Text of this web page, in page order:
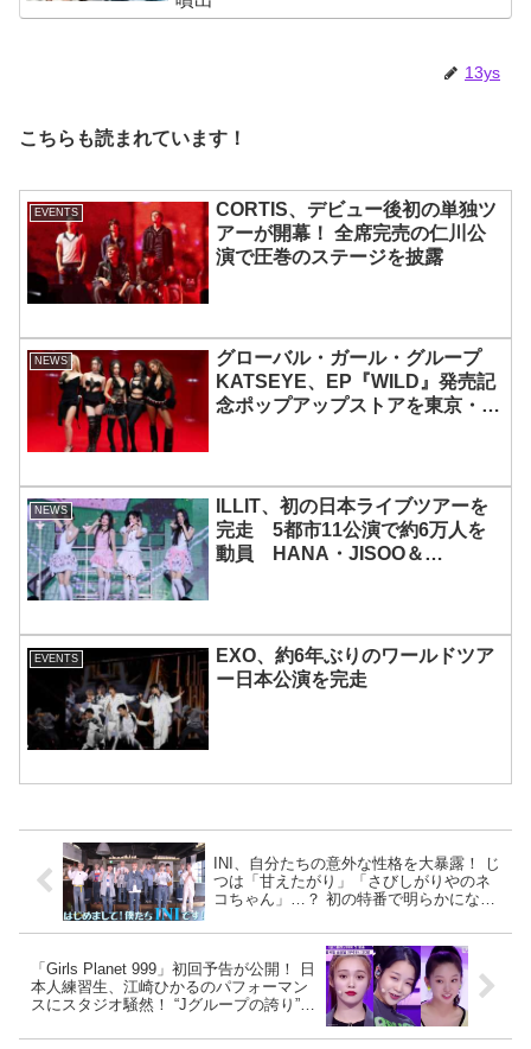
13ys
こちらも読まれています！
EVENTS
CORTIS、デビュー後初の単独ツ
アーが開幕！ 全席完売の仁川公
演で圧巻のステージを披露
NEWS
グローバル・ガール・グループ
KATSEYE、EP『WILD』発売記
念ポップアップストアを東京・原
NEWS
ILLIT、初の日本ライブツアーを
完走 5都市11公演で約6万人を
動員 HANA・JISOO＆
EVENTS
EXO、約6年ぶりのワールドツア
ー日本公演を完走
INI、自分たちの意外な性格を大暴露！ じ
つは「甘えたがり」「さびしがりやのネ
コちゃん」…？ 初の特番で明らかになっ
ームワークにファンメロメロ
「Girls Planet 999」初回予告が公開！ 日
本人練習生、江崎ひかるのパフォーマン
スにスタジオ騒然！ “Jグループの誇り”
る ”運命共同体” システムも発表され、冒